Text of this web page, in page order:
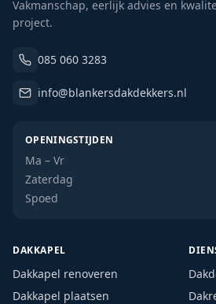
Vakmanschap, eerlijk advies en
project.
085 060 3283
info@blankersdakdekkers.nl
OPENINGSTIJDEN
Ma – Vr
Zaterdag
Spoed
DAKKAPEL
Dakkapel renoveren
Dakkapel plaatsen